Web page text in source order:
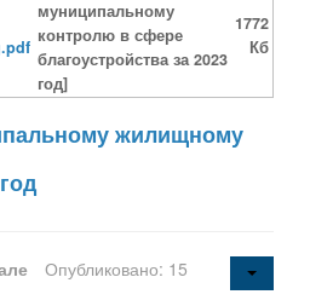
муниципальному
контролю в сфере
благоустройства за 2023
год]
1772
Кб
жилищному
Опубликовано: 15